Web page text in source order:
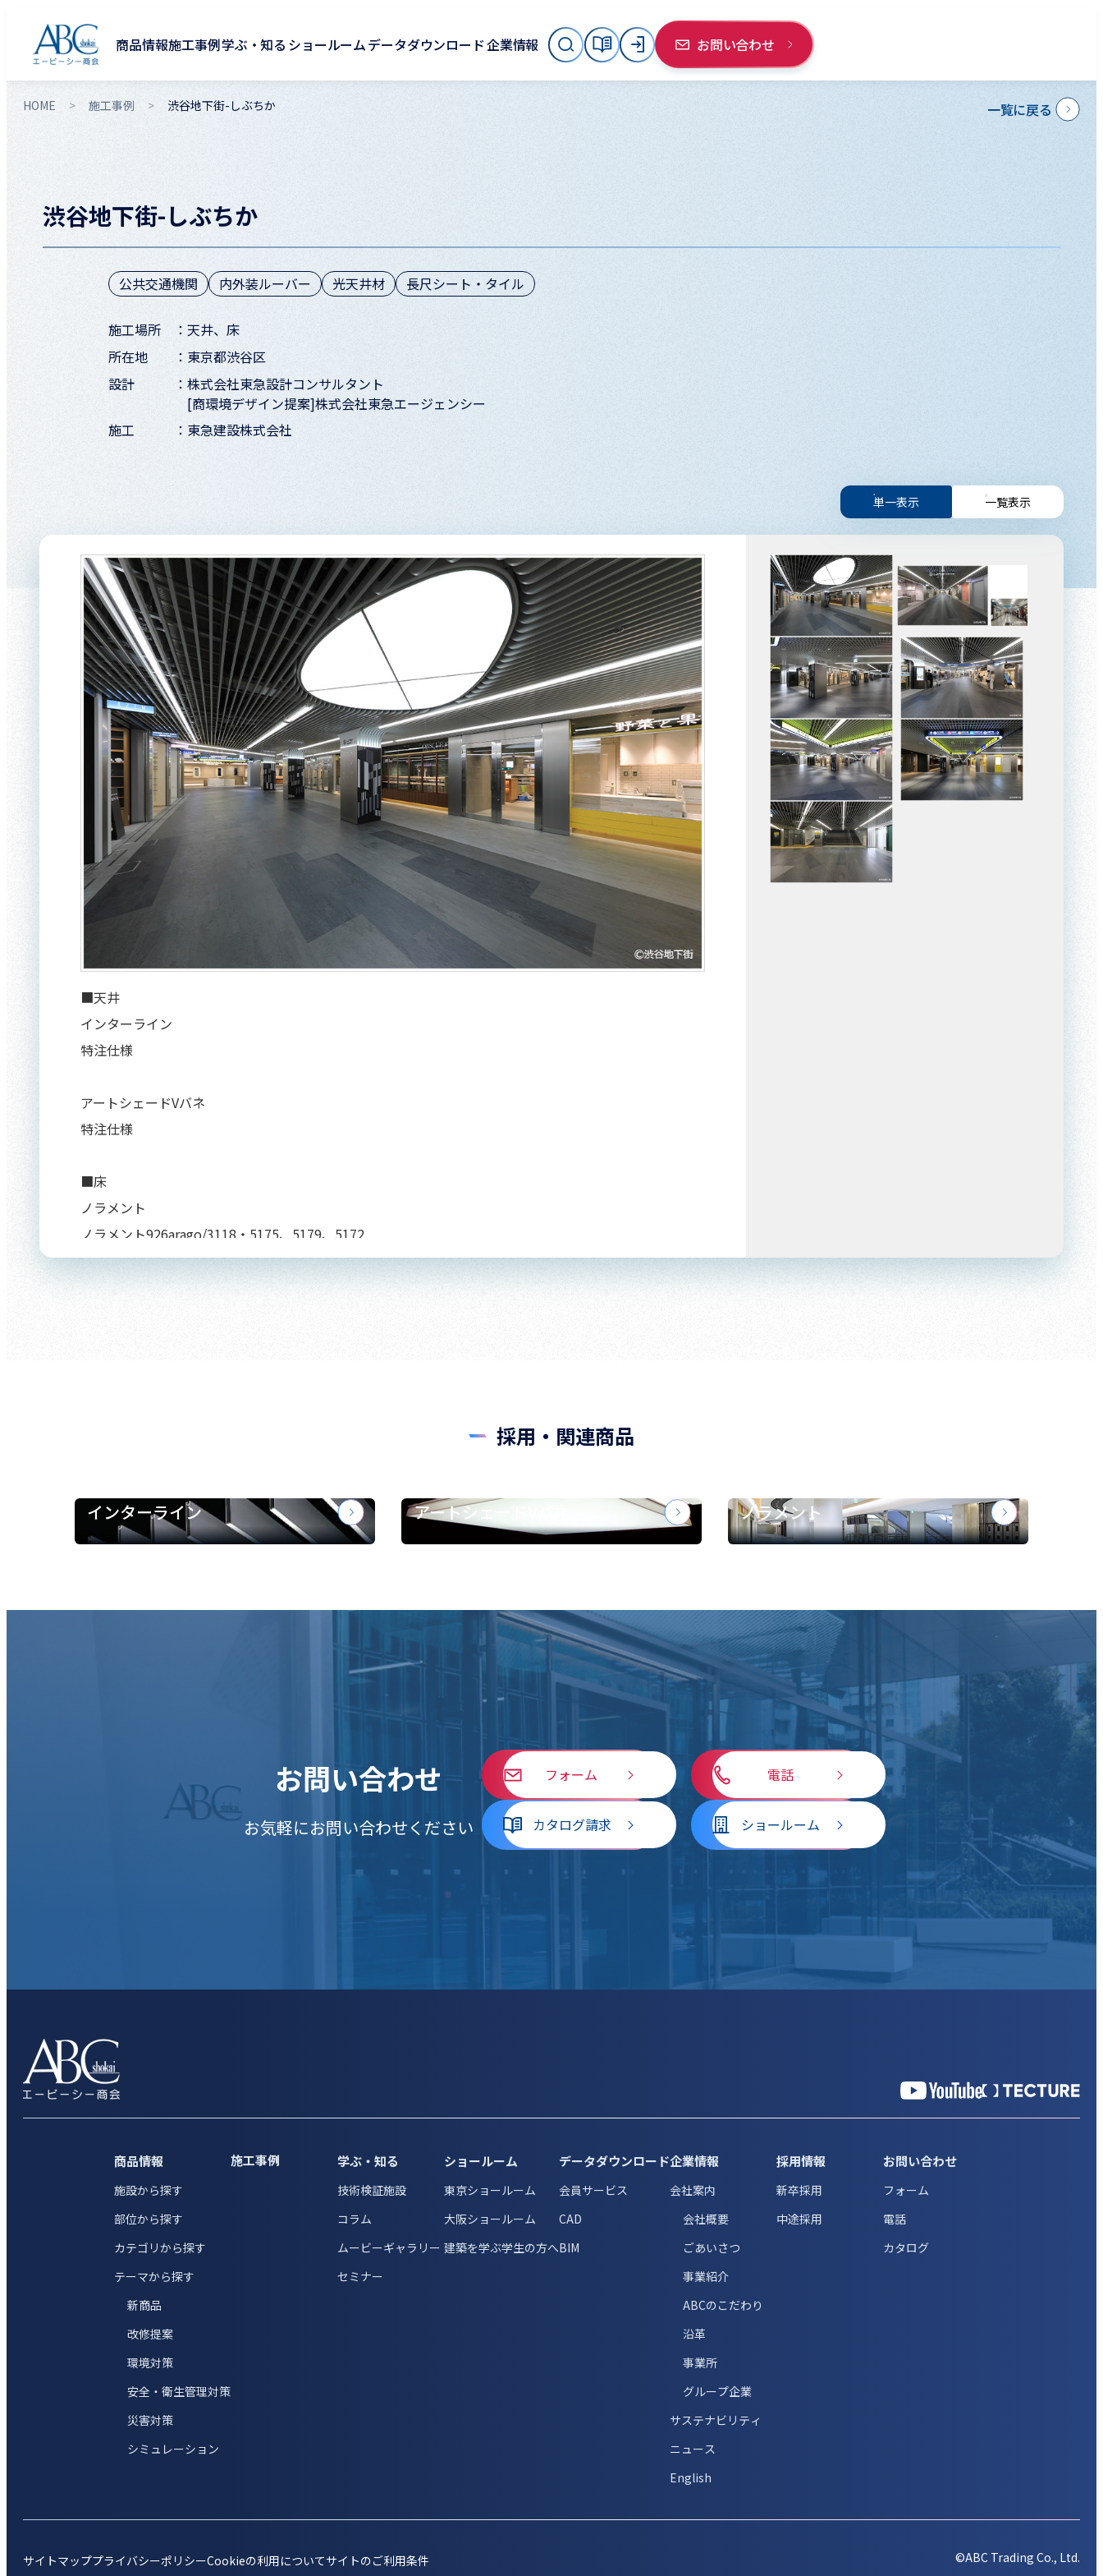
商品情報施工事例学ぶ・知る ショールームデータダウンロード企業情報 お問い合わせ
HOME 施工事例 渋谷地下街-しぶちか 一覧に戻る
渋谷地下街-しぶちか
公共交通機関 内外装ルーバー 光天井材 長尺シート・タイル
施工場所
天井、床
所在地
東京都渋谷区
設計
株式会社東急設計コンサルタント
[商環境デザイン提案]株式会社東急エージェンシー
施工
東急建設株式会社
単一表示 一覧表示
■天井
インターライン
特注仕様
アートシェードVバネ
特注仕様
■床
ノラメント
ノラメント926arago/3118・5175、5179、5172
採用・関連商品
インターライン アートシェードVバネ ノラメント
お問い合わせ
お気軽にお問い合わせください
フォーム 電話
カタログ請求 ショールーム
商品情報
施設から探す
部位から探す
カテゴリから探す
テーマから探す
新商品
改修提案
環境対策
安全・衛生管理対策
災害対策
シミュレーション
施工事例 学ぶ・知る
技術検証施設
コラム
ムービーギャラリー
セミナー
ショールーム
東京ショールーム
大阪ショールーム
建築を学ぶ学生の方へ
データダウンロード
会員サービス
CAD
BIM
企業情報
会社案内
会社概要
ごあいさつ
事業紹介
ABCのこだわり
沿革
事業所
グループ企業
サステナビリティ
ニュース
English
採用情報
新卒採用
中途採用
お問い合わせ
フォーム
電話
カタログ
サイトマッププライバシーポリシーCookieの利用についてサイトのご利用条件 ©ABC Trading Co., Ltd.